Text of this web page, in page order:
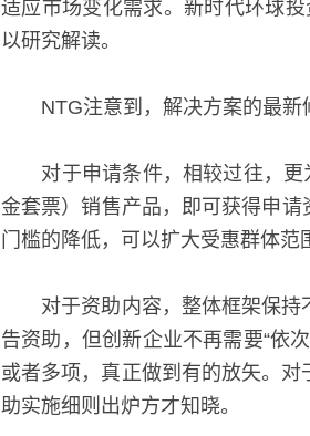
以适应市场变化需求。新时代环球
加以研究解读。
NTG注意到，解决方案的最新
对于申请条件，相较过往，更
金套票）销售产品，即可获得申
门槛的降低，可以扩大受惠群体范
对于资助内容，整体框架保持不
告资助，但创新企业不再需要“依
或者多项，真正做到有的放矢。
助实施细则出炉方才知晓。